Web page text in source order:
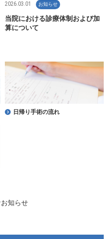
2026.03.01 お知らせ
当院における診療体制および加
算について
日帰り手術の流れ
知らせ